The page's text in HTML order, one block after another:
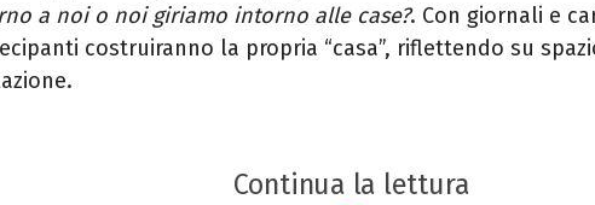
a noi o noi giriamo intorno alle case?. Con giornali e
costruiranno la propria “casa”, riflettendo su
Continua la lettura